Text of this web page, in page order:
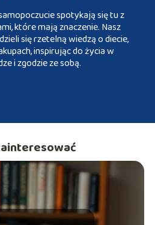
spotykają się tu z
które mają znaczenie. Nasz
się rzetelną wiedzą o diecie,
inspirując do życia w
i zgodzie ze sobą.